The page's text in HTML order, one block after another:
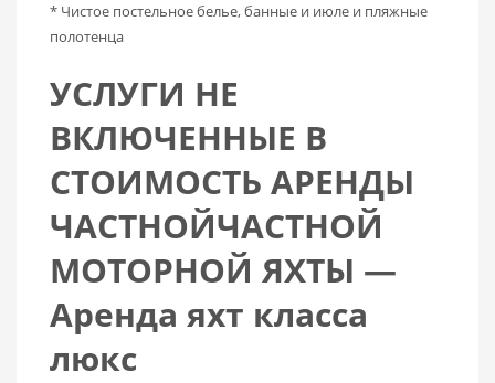
* Чистое постельное белье, банные и июле и пляжные
полотенца
УСЛУГИ НЕ
ВКЛЮЧЕННЫЕ В
СТОИМОСТЬ АРЕНДЫ
ЧАСТНОЙЧАСТНОЙ
МОТОРНОЙ ЯХТЫ —
Аренда яхт класса
люкс